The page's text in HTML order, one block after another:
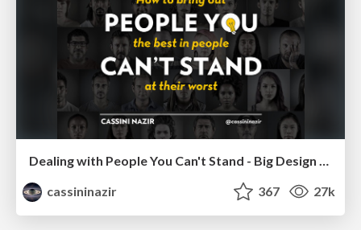
cassininazir
367 27k